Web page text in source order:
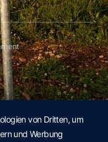
von Dritten, um
und Werbung